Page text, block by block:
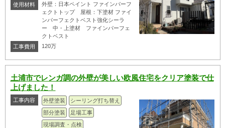
使用材料
外壁：日本ペイント ファインパーフ
ェクトトップ 屋根：下塗材 ファイ
ンパーフェクトベスト強化シーラ
ー 中・上塗材 ファインパーフェ
クトベスト
工事費用
120万
土浦市でレンガ調の外壁が美しい欧風住宅をクリア塗装で仕
上げました！
工事内容 外壁塗装
シーリング打ち替え
部分塗装
足場工事
現場調査・点検